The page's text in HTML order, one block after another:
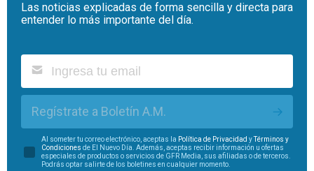
Las noticias explicadas de forma sencilla y directa para
entender lo más importante del día.
Regístrate a Boletín A.M.
Al someter tu correo electrónico, aceptas la Política de Privacidad yTérminos y
Condiciones de El Nuevo Día. Además, aceptas recibir información u ofertas
especiales de productos o servicios de GFR Media, sus afiliadas o de terceros.
Podrás optar salirte de los boletines en cualquier momento.